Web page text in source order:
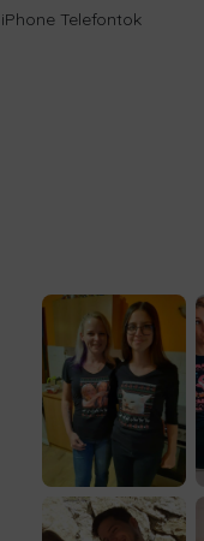
Telefontok